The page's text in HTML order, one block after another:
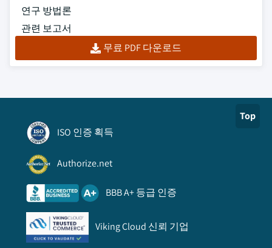
연구 방법론
관련 보고서
무료 PDF 다운로드
Top
ISO 인증 획득
Authorize.net
BBB A+ 등급 인증
Viking Cloud 신뢰 기업